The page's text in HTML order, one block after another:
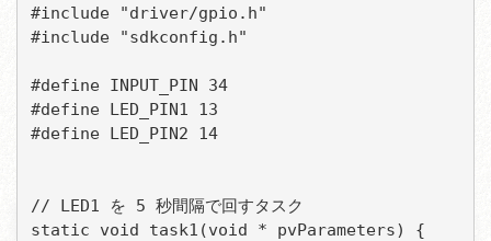
#include "driver/gpio.h"
#include "sdkconfig.h"
#define INPUT_PIN 34
#define LED_PIN1 13
#define LED_PIN2 14
// LED1 を 5 秒間隔で回すタスク
static void task1(void * pvParameters) {